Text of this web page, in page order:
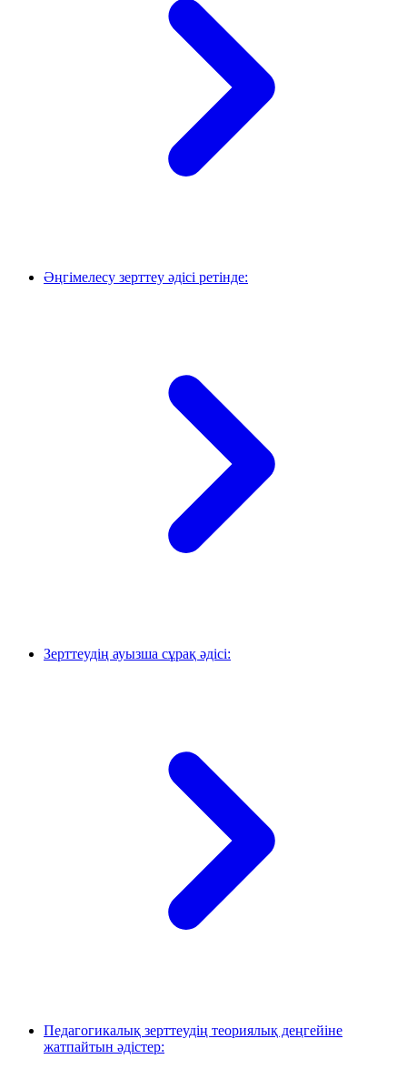
Әңгімелесу зерттеу әдісі ретінде:
Зерттеудің ауызша сұрақ әдісі:
Педагогикалық зерттеудің теориялық деңгейіне
жатпайтын әдістер: